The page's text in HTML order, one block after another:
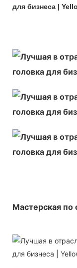
Мастерская по